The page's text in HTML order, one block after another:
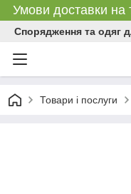
Умови доставки на
Спорядження та одяг
Товари і послуги